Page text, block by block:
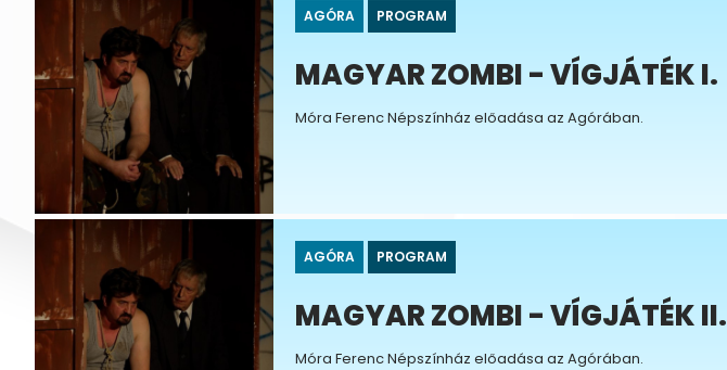
AGÓRA PROGRAM
MAGYAR ZOMBI - VÍGJÁTÉK I.
Móra Ferenc Népszínház előadása az Agórában.
AGÓRA PROGRAM
MAGYAR ZOMBI - VÍGJÁTÉK II.
Móra Ferenc Népszínház előadása az Agórában.